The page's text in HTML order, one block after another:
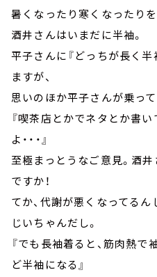
暑くなったり寒くなったりを
酒井さんはいまだに半袖。
平子さんに『どっちが長く
ますが、
思いのほか平子さんが乗ってこ
『喫茶店とかでネタとか書
よ・・・』
至極まっとうなご意見。酒
ですか！
てか、代謝が悪くなってる
じいちゃんだし。
『でも長袖着ると、筋肉熱で
ど半袖になる』